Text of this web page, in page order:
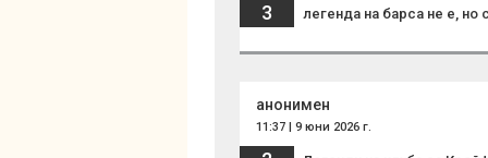
3 легенда на барса не е, но
анонимен
11:37 | 9 юни 2026 г.